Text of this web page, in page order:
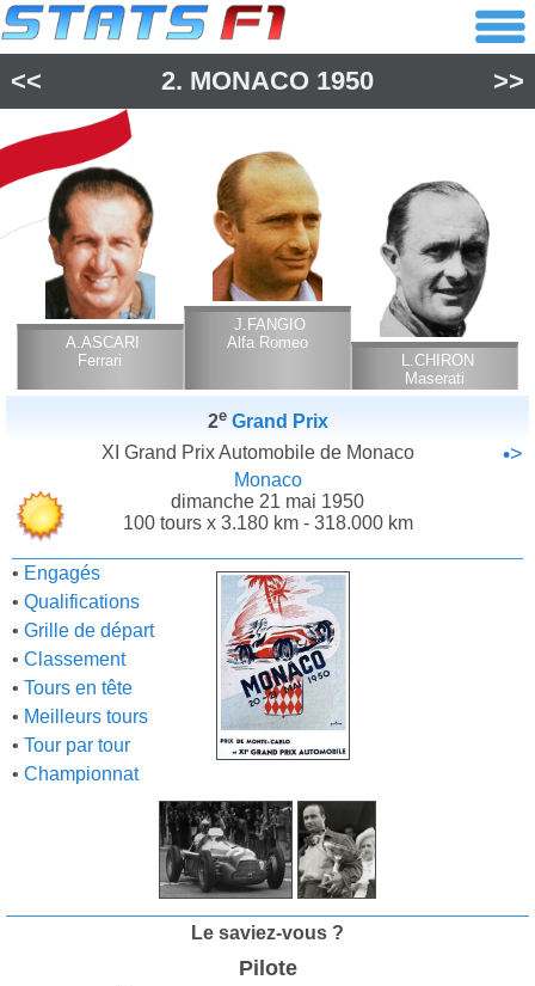
<< 2. MONACO 1950 >>
A.ASCARI
Ferrari
J.FANGIO
Alfa Romeo
L.CHIRON
Maserati
2e Grand Prix
XI Grand Prix Automobile de Monaco
•>
Monaco
dimanche 21 mai 1950
100 tours x 3.180 km - 318.000 km
• Engagés
• Qualifications
• Grille de départ
• Classement
• Tours en tête
• Meilleurs tours
• Tour par tour
• Championnat
Le saviez-vous ?
Pilote